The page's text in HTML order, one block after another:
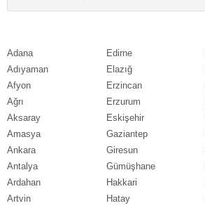
Adana
Adıyaman
Afyon
Ağrı
Aksaray
Amasya
Ankara
Antalya
Ardahan
Artvin
Edirne
Elazığ
Erzincan
Erzurum
Eskişehir
Gaziantep
Giresun
Gümüşhane
Hakkari
Hatay